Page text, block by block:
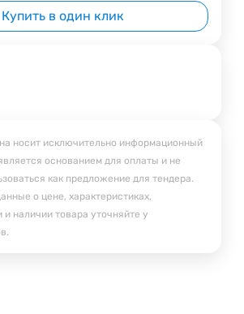
Купить в один клик
носит исключительно информационный
основанием для оплаты и не
как предложение для тендера.
о цене, характеристиках,
и наличии товара уточняйте у